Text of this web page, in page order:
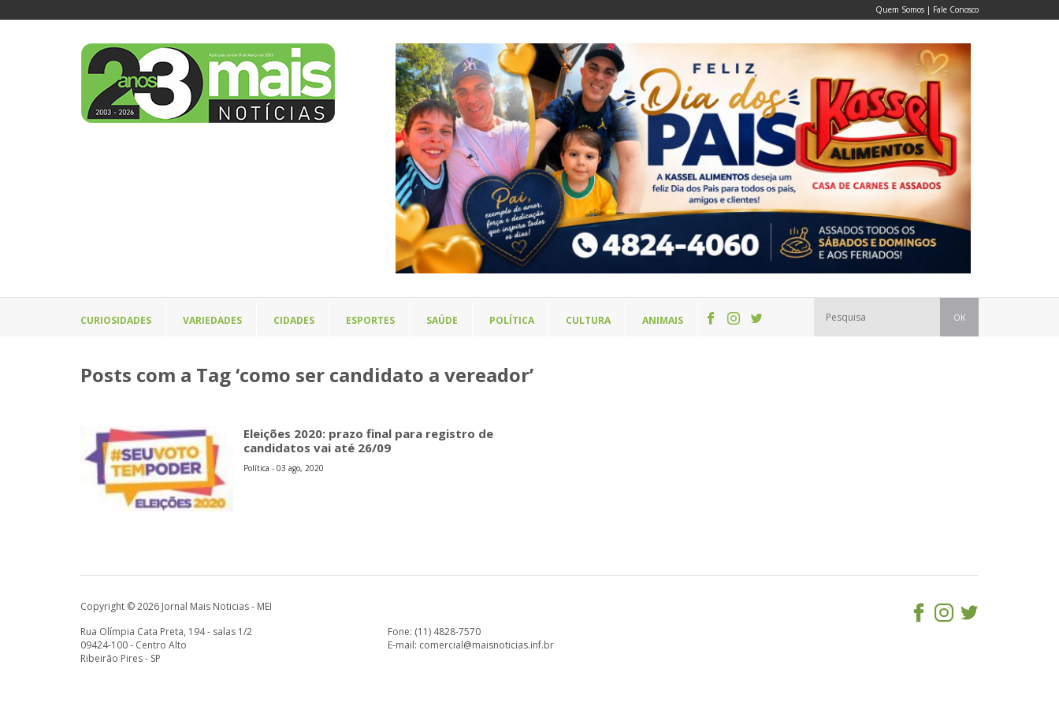
Quem Somos | Fale Conosco
CURIOSIDADES VARIEDADES CIDADES ESPORTES SAÚDE POLÍTICA CULTURA ANIMAIS OK
Posts com a Tag ‘como ser candidato a vereador’
Eleições 2020: prazo final para registro de
candidatos vai até 26/09
Política - 03 ago, 2020
Copyright © 2026 Jornal Mais Noticias - MEI
Rua Olímpia Cata Preta, 194 - salas 1/2
09424-100 - Centro Alto
Ribeirão Pires - SP
Fone: (11) 4828-7570
E-mail: comercial@maisnoticias.inf.br